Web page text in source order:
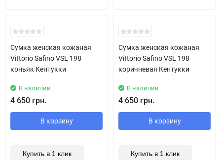
New!
Сумка женская кожаная
Vittorio Safino VSL 198
коньяк Кентукки
В наличии
4 650 грн.
В корзину
Купить в 1 клик
New!
Сумка женская кожаная
Vittorio Safino VSL 198
коричневая Кентукки
В наличии
4 650 грн.
В корзину
Купить в 1 клик